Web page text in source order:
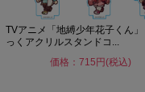
TVアニメ「地縛少年花子くん」
っくアクリルスタンドコ...
価格：715円(税込)